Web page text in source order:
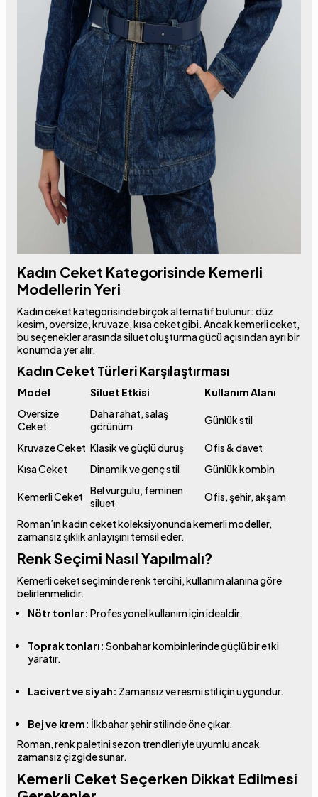
Kadın Ceket Kategorisinde Kemerli
Modellerin Yeri
Kadın ceket kategorisinde birçok alternatif bulunur: düz
kesim, oversize, kruvaze, kısa ceket gibi. Ancak kemerli ceket,
bu seçenekler arasında siluet oluşturma gücü açısından ayrı bir
konumda yer alır.
Kadın Ceket Türleri Karşılaştırması
Model Siluet Etkisi
Kullanım Alanı
Oversize
Ceket
Daha rahat, salaş
görünüm
Günlük stil
Kruvaze Ceket Klasik ve güçlü duruş
Ofis & davet
Kısa Ceket
Dinamik ve genç stil Günlük kombin
Kemerli Ceket
Bel vurgulu, feminen
siluet
Ofis, şehir, akşam
Roman’ın kadın ceket koleksiyonunda kemerli modeller,
zamansız şıklık anlayışını temsil eder.
Renk Seçimi Nasıl Yapılmalı?
Kemerli ceket seçiminde renk tercihi, kullanım alanına göre
belirlenmelidir.
Nötr tonlar: Profesyonel kullanım için idealdir.
Toprak tonları: Sonbahar kombinlerinde güçlü bir etki
yaratır.
Lacivert ve siyah: Zamansız ve resmi stil için uygundur.
Bej ve krem: İlkbahar şehir stilinde öne çıkar.
Roman, renk paletini sezon trendleriyle uyumlu ancak
zamansız çizgide sunar.
Kemerli Ceket Seçerken Dikkat Edilmesi